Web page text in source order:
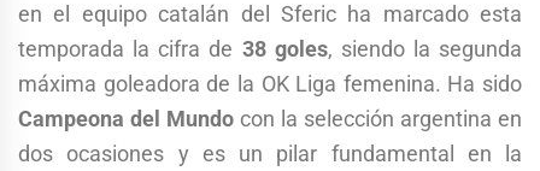
en el equipo catalán del Sferic ha marcado esta
temporada la cifra de 38 goles, siendo la segunda
máxima goleadora de la OK Liga femenina. Ha sido
Campeona del Mundo con la selección argentina en
dos ocasiones y es un pilar fundamental en la